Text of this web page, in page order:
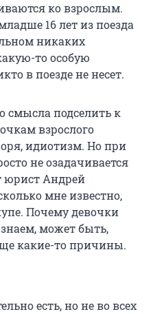
ко взрослым.
16 лет из поезда
никаких
то особую
в поезде не несет.
смысла подселить к
взрослого
идиотизм. Но при
не озадачивается
юрист Андрей
мне известно,
Почему девочки
может быть,
какие-то причины.
есть, но не во всех